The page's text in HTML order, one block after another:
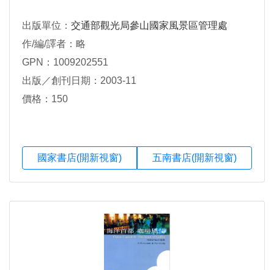
出版單位： 交通部觀光局參山國家風景區管理處
作/編/譯者：略
GPN：1009202551
出版／創刊日期：2003-11
價格：150
國家書店(開新視窗) 五南書店(開新視窗)